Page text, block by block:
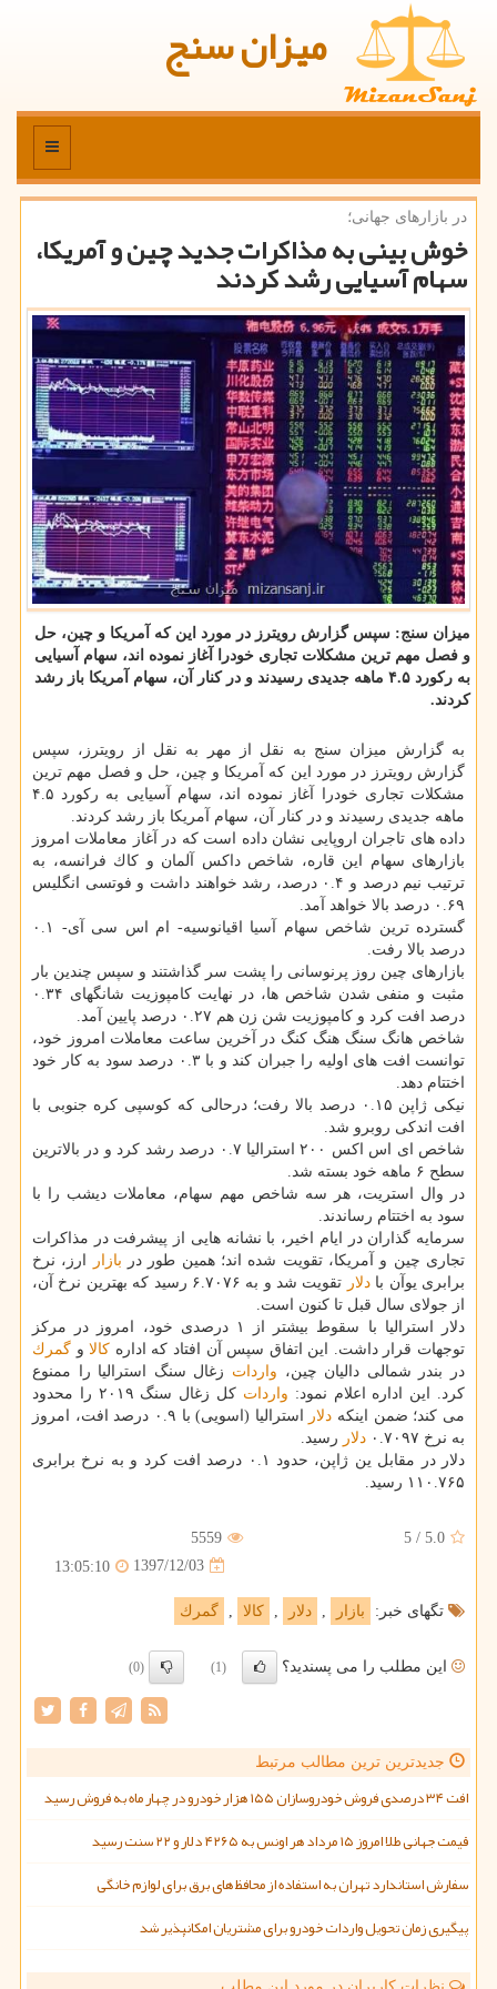
میزان سنج
منو
در بازارهای جهانی؛
خوش بینی به مذاكرات جدید چین و آمریكا،
سهام آسیایی رشد كردند
میزان سنج: سپس گزارش رویترز در مورد این كه آمریكا و چین، حل
و فصل مهم ترین مشكلات تجاری خودرا آغاز نموده اند، سهام آسیایی
به ركورد ۴.۵ ماهه جدیدی رسیدند و در كنار آن، سهام آمریكا باز رشد
كردند.
به گزارش میزان سنج به نقل از مهر به نقل از رویترز، سپس
گزارش رویترز در مورد این كه آمریكا و چین، حل و فصل مهم ترین
مشكلات تجاری خودرا آغاز نموده اند، سهام آسیایی به ركورد ۴.۵
ماهه جدیدی رسیدند و در كنار آن، سهام آمریكا باز رشد كردند.
داده های تاجران اروپایی نشان داده است كه در آغاز معاملات امروز
بازارهای سهام این قاره، شاخص داكس آلمان و كاك فرانسه، به
ترتیب نیم درصد و ۰.۴ درصد، رشد خواهند داشت و فوتسی انگلیس
۰.۶۹ درصد بالا خواهد آمد.
گسترده ترین شاخص سهام آسیا اقیانوسیه- ام اس سی آی- ۰.۱
درصد بالا رفت.
بازارهای چین روز پرنوسانی را پشت سر گذاشتند و سپس چندین بار
مثبت و منفی شدن شاخص ها، در نهایت كامپوزیت شانگهای ۰.۳۴
درصد افت كرد و كامپوزیت شن زن هم ۰.۲۷ درصد پایین آمد.
شاخص هانگ سنگ هنگ كنگ در آخرین ساعت معاملات امروز خود،
توانست افت های اولیه را جبران كند و با ۰.۳ درصد سود به كار خود
اختتام دهد.
نیكی ژاپن ۰.۱۵ درصد بالا رفت؛ درحالی كه كوسپی كره جنوبی با
افت اندكی روبرو شد.
شاخص ای اس اكس ۲۰۰ استرالیا ۰.۷ درصد رشد كرد و در بالاترین
سطح ۶ ماهه خود بسته شد.
در وال استریت، هر سه شاخص مهم سهام، معاملات دیشب را با
سود به اختتام رساندند.
سرمایه گذاران در ایام اخیر، با نشانه هایی از پیشرفت در مذاكرات
تجاری چین و آمریكا، تقویت شده اند؛ همین طور در بازار
ارز، نرخ
برابری یوآن بادلار
تقویت شد و به ۶.۷۰۷۶ رسید كه بهترین نرخ آن،
از جولای سال قبل تا كنون است.
دلار استرالیا با سقوط بیشتر از ۱ درصدی خود، امروز در مركز
توجهات قرار داشت. این اتفاق سپس آن افتاد كه اداره كالاو گمرك
در بندر شمالی دالیان چین، واردات زغال سنگ استرالیا را ممنوع
كرد. این اداره اعلام نمود: واردات
كل زغال سنگ ۲۰۱۹ را محدود
می كند؛ ضمن اینكه دلار
استرالیا (اسویی) با ۰.۹ درصد افت، امروز
به نرخ ۰.۷۰۹۷
دلار رسید.
دلار در مقابل ین ژاپن، حدود ۰.۱ درصد افت كرد و به نرخ برابری
۱۱۰.۷۶۵ رسید.
5.0
/
5
5559
1397/12/03
13:05:10
تگهای خبر: بازار دلار كالا گمرك
این مطلب را می پسندید؟ (1)
(0)
جدیدترین ترین مطالب مرتبط
افت ۳۴ درصدی فروش خودروسازان ۱۵۵ هزار خودرو در چهار ماه به فروش رسید
قیمت جهانی طلا امروز ۱۵ مرداد هر اونس به ۴۲۶۵ دلار و ۲۲ سنت رسید
سفارش استاندارد تهران به استفاده از محافظ های برق برای لوازم خانگی
پیگیری زمان تحویل واردات خودرو برای مشتریان امکانپذیر شد